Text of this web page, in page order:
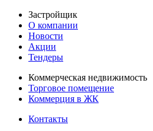
Застройщик
О компании
Новости
Акции
Тендеры
Коммерческая недвижимость
Торговое помещение
Коммерция в ЖК
Контакты